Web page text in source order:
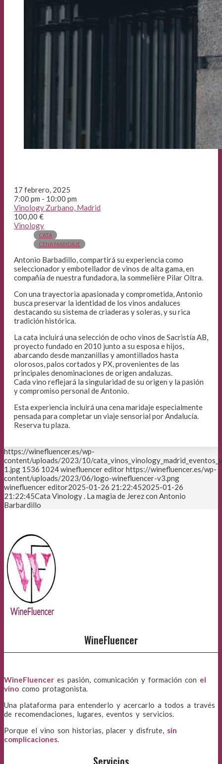
17 febrero, 2025
7:00 pm - 10:00 pm
Vinology Zurbano, Madrid
100,00 €
Vinology
CATA
CENA MARIDAJE
Antonio Barbadillo, compartirá su experiencia como
seleccionador y embotellador de vinos de alta gama, en
compañía de nuestra fundadora, la sommelière Pilar Oltra.
Con una trayectoria apasionada y comprometida, Antonio
busca preservar la identidad de los vinos andaluces
destacando su sistema de criaderas y soleras, y su rica
tradición histórica.
La cata incluirá una selección de ocho vinos de Sacristía AB,
proyecto fundado en 2010 junto a su esposa e hijos,
abarcando desde manzanillas y amontillados hasta
olorosos, palos cortados y PX, provenientes de las
principales denominaciones de origen andaluzas.
Cada vino reflejará la singularidad de su origen y la pasión
y compromiso personal de Antonio.
Esta experiencia incluirá una cena maridaje especialmente
pensada para completar un viaje sensorial por Andalucía.
Reserva tu plaza.
https://winefluencer.es/wp-
content/uploads/2023/10/
1.jpg 1536 1024winefluencer editorhttps://winefluencer.es/wp-
content/uploads/2023/06/logo-winefluencer-v3.png
winefluencer editor2025-01-26 21:22:452025-01-26
21:22:45Cata Vinology . La magia de Jerez con Antonio
Barbardillo
WineFluencer
WineFluencer es pasión, comunicación y formación con el
vino como protagonista.
Una plataforma para entenderlo y acercarlo a todos a través
de recomendaciones, lugares, eventos y servicios.
Porque el vino son historias, placer y disfrute, sin
complicaciones.
Servicios